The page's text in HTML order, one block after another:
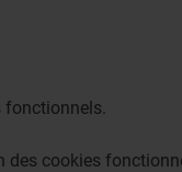
des cookies